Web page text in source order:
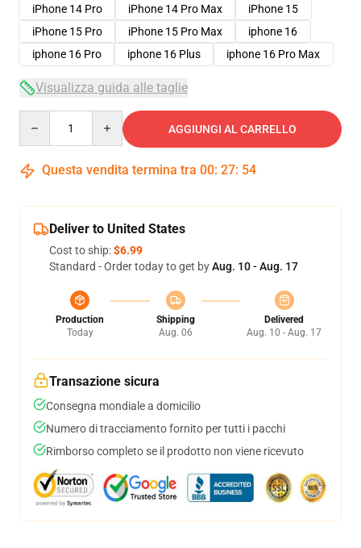
iPhone 14 Pro
iPhone 14 Pro Max
iPhone 15
iPhone 15 Pro
iPhone 15 Pro Max
iphone 16
iphone 16 Pro
iphone 16 Plus iphone 16 Pro Max
Visualizza guida alle taglie
AGGIUNGI AL CARRELLO
Questa vendita termina tra 00: 27: 53
Deliver to United States
Cost to ship:$6.99
Standard - Order today to get byAug. 10 - Aug. 17
Production
Today
Shipping
Aug. 06
Delivered
Aug. 10 - Aug. 17
Transazione sicura
Consegna mondiale a domicilio
Numero di tracciamento fornito per tutti i pacchi
Rimborso completo se il prodotto non viene ricevuto